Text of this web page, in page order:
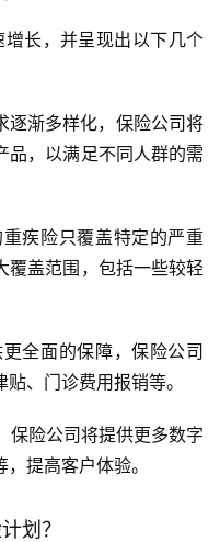
长，并呈现出以下几个
逐渐多样化，保险公司将
品，以满足不同人群的需
疾险只覆盖特定的严重
覆盖范围，包括一些较轻
全面的保障，保险公司
、门诊费用报销等。
保险公司将提供更多数字
提高客户体验。
划？